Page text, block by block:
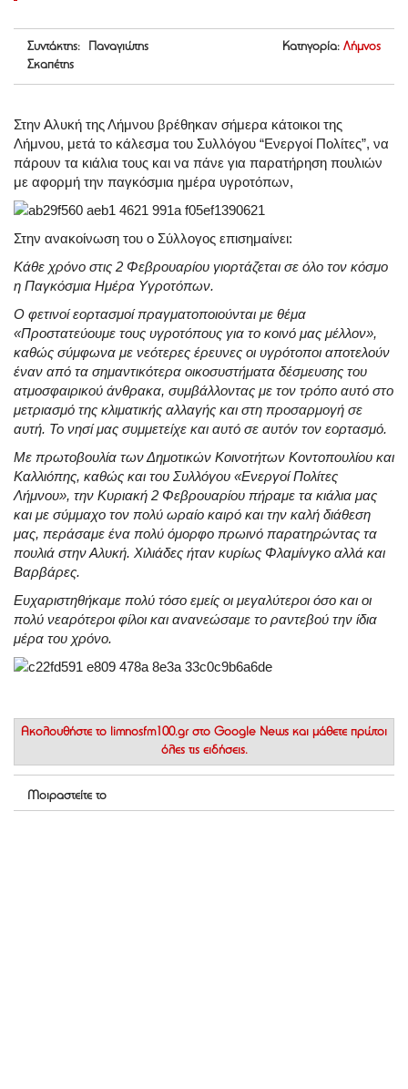
Συντάκτης: Παναγιώτης
Σκαπέτης
Κατηγορία: Λήμνος
Στην Αλυκή της Λήμνου βρέθηκαν σήμερα κάτοικοι της
Λήμνου, μετά το κάλεσμα του Συλλόγου “Ενεργοί Πολίτες”, να
πάρουν τα κιάλια τους και να πάνε για παρατήρηση πουλιών
με αφορμή την παγκόσμια ημέρα υγροτόπων,
Στην ανακοίνωση του ο Σύλλογος επισημαίνει:
Κάθε χρόνο στις 2 Φεβρουαρίου γιορτάζεται σε όλο τον κόσμο
η Παγκόσμια Ημέρα Υγροτόπων.
Ο φετινοί εορτασμοί πραγματοποιούνται με θέμα
«Προστατεύουμε τους υγροτόπους για το κοινό μας μέλλον»,
καθώς σύμφωνα με νεότερες έρευνες οι υγρότοποι αποτελούν
έναν από τα σημαντικότερα οικοσυστήματα δέσμευσης του
ατμοσφαιρικού άνθρακα, συμβάλλοντας με τον τρόπο αυτό στο
μετριασμό της κλιματικής αλλαγής και στη προσαρμογή σε
αυτή. Το νησί μας συμμετείχε και αυτό σε αυτόν τον εορτασμό.
Με πρωτοβουλία των Δημοτικών Κοινοτήτων Κοντοπουλίου και
Καλλιόπης, καθώς και του Συλλόγου «Ενεργοί Πολίτες
Λήμνου», την Κυριακή 2 Φεβρουαρίου πήραμε τα κιάλια μας
και με σύμμαχο τον πολύ ωραίο καιρό και την καλή διάθεση
μας, περάσαμε ένα πολύ όμορφο πρωινό παρατηρώντας τα
πουλιά στην Αλυκή. Χιλιάδες ήταν κυρίως Φλαμίνγκο αλλά και
Βαρβάρες.
Ευχαριστηθήκαμε πολύ τόσο εμείς οι μεγαλύτεροι όσο και οι
πολύ νεαρότεροι φίλοι και ανανεώσαμε το ραντεβού την ίδια
μέρα του χρόνο.
Ακολουθήστε το limnosfm100.gr στο Google News και μάθετε πρώτοι
όλες τις ειδήσεις.
Μοιραστείτε το